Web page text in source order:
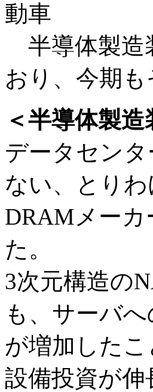
動車
半導体製造
おり、今期
＜半導体製
データセン
ない、とり
DRAMメー
た。
3次元構造の
も、サーバ
が増加した
設備投資が伸